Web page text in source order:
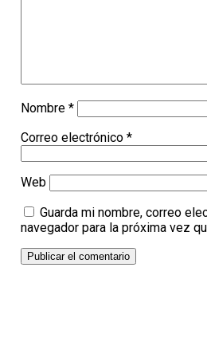
Nombre *
Correo electrónico *
Web
Guarda mi nombre, correo
navegador para la próxima vez